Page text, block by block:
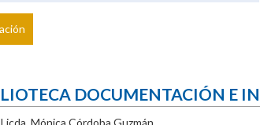
Investigador
DOCUMENTACIÓN E
Licda. Mónica Córdoba Guzmán